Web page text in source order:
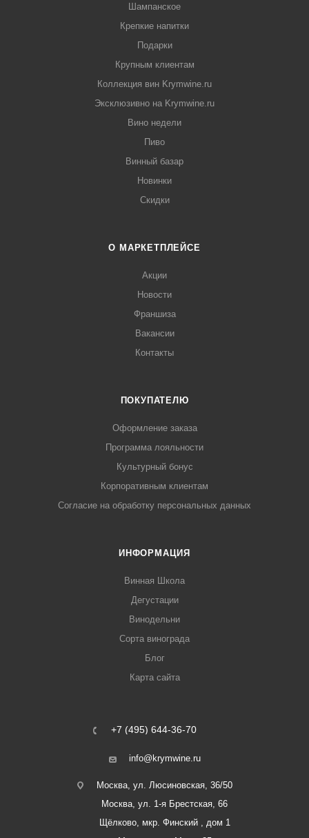
Шампанское
Крепкие напитки
Подарки
Крупным клиентам
Коллекция вин Krymwine.ru
Эксклюзивно на Krymwine.ru
Вино недели
Пиво
Винный базар
Новинки
Скидки
О МАРКЕТПЛЕЙСЕ
Акции
Новости
Франшиза
Вакансии
Контакты
ПОКУПАТЕЛЮ
Оформление заказа
Программа лояльности
Культурный бонус
Корпоративным клиентам
Согласие на обработку персональных данных
ИНФОРМАЦИЯ
Винная Школа
Дегустации
Винодельни
Сорта винограда
Блог
Карта сайта
+7 (495) 644-36-70
info@krymwine.ru
Москва, ул. Люсиновская, 36/50
Москва, ул. 1-я Брестская, 66
Щёлково, мкр. Финский , дом 1